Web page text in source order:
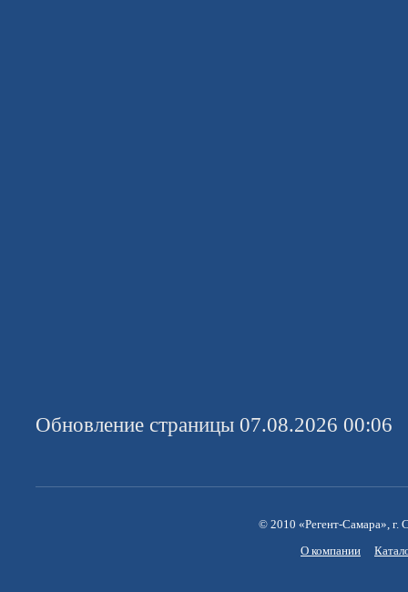
Обновление страницы 07.08.2026 00:06
© 2010 «Регент-Самара», г.
О компании